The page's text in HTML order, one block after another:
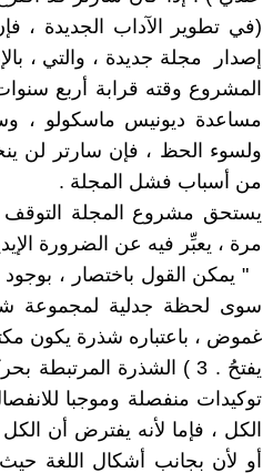
(في تطوير الآداب الجديدة ،
إصدار مجلة جديدة ، والتي ،
مساعدة ديونيس ماسكولو ،
ولسوء الحظ ، فإن سارتر لن
من أسباب فشل المجلة .
يستحق مشروع المجلة التوقف
مرة ، يعبِّر فيه عن الضرورة
غموض ، باعتباره شذرة يكون
يفتحُ . 3 ) الشذرة
الكل ، فإما لأنه يفترض أن
أو لأن بجانب أشكال اللغة